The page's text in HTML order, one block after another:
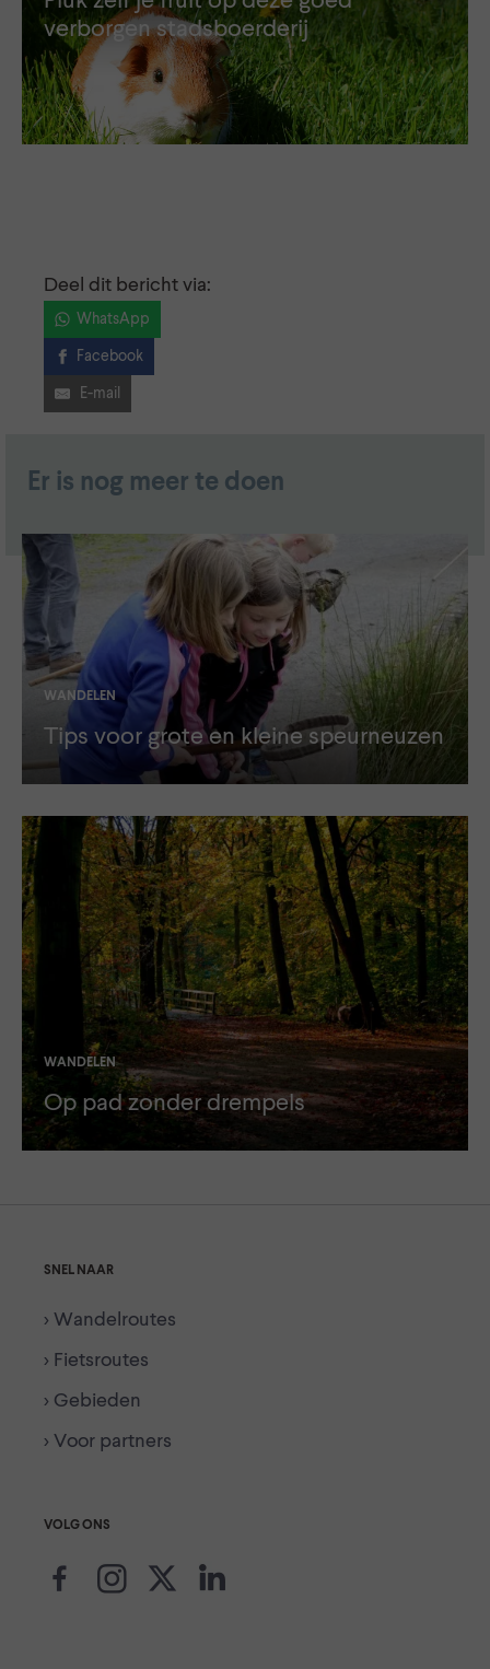
verborgen stadsboerderij
Deel dit bericht via:
WhatsApp
Facebook
E-mail
Er is nog meer te doen
WANDELEN
Tips voor grote en kleine speurneuzen
WANDELEN
Op pad zonder drempels
SNEL NAAR
> Wandelroutes
> Fietsroutes
> Gebieden
> Voor partners
VOLG ONS